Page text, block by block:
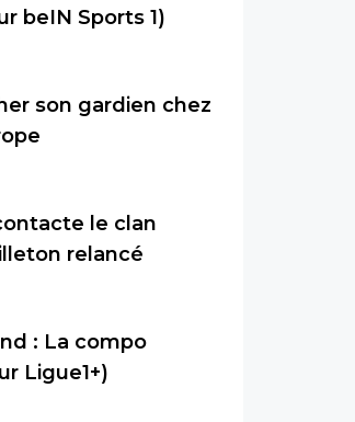
beIN Sports 1)
son gardien chez
le clan
relancé
: La compo
Ligue1+)